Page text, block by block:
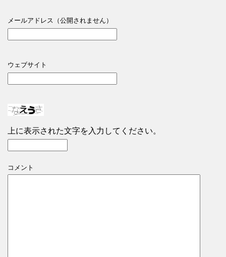
メールアドレス（公開されません）
ウェブサイト
上に表示された文字を入力してください。
コメント